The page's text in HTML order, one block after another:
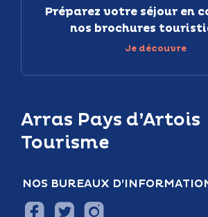
Arras Pays d’Artois
Tourisme
NOS BUREAUX
Préparez votre séjour en
nos brochures
Je découvre